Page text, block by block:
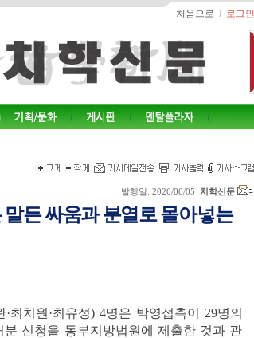
처음으로 l 로그인
발행일: 2026/06/05 치학신문
든 싸움과 분열로 몰아넣는
최치원·최유성) 4명은 박영섭측이 29명의
신청을 동부지방법원에 제출한 것과 관